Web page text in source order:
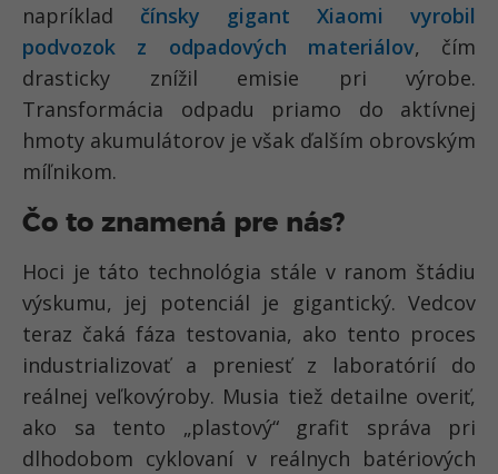
napríklad čínsky gigant Xiaomi vyrobil
podvozok z odpadových materiálov, čím
drasticky znížil emisie pri výrobe.
Transformácia odpadu priamo do aktívnej
hmoty akumulátorov je však ďalším obrovským
míľnikom.
Čo to znamená pre nás?
Hoci je táto technológia stále v ranom štádiu
výskumu, jej potenciál je gigantický. Vedcov
teraz čaká fáza testovania, ako tento proces
industrializovať a preniesť z laboratórií do
reálnej veľkovýroby. Musia tiež detailne overiť,
ako sa tento „plastový“ grafit správa pri
dlhodobom cyklovaní v reálnych batériových